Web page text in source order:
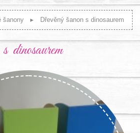
šanony Dřevěný šanon s dinosaurem
dinosaurem